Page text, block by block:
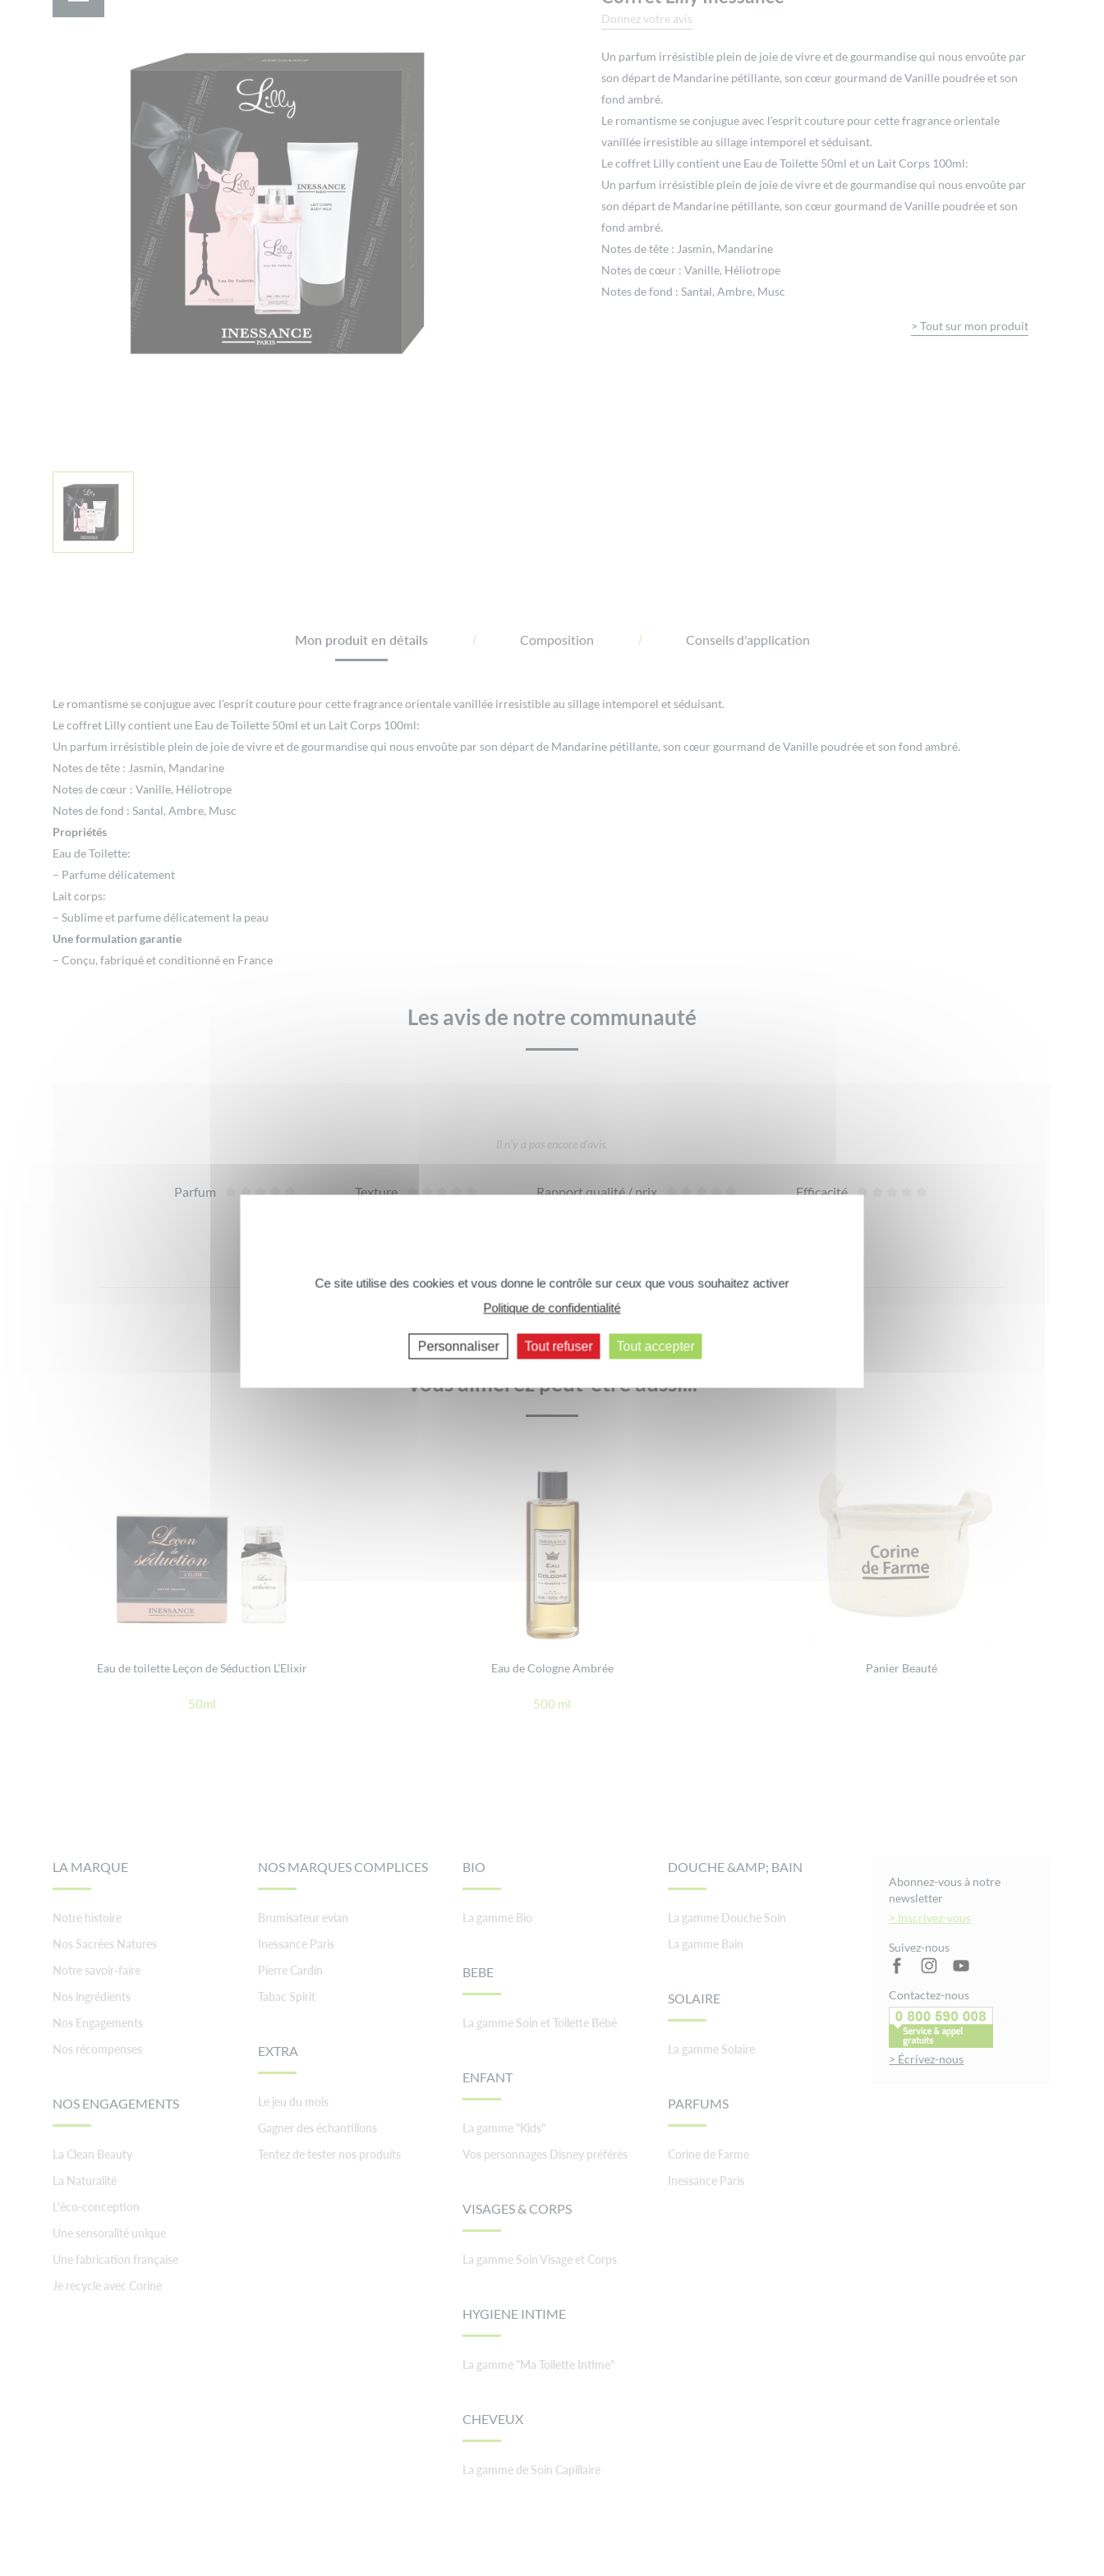
Donnez votre avis
Un parfum irrésistible plein de joie de vivre et de gourmandise qui nous envoûte par
son départ de Mandarine pétillante, son cœur gourmand de Vanille poudrée et son
fond ambré.
Le romantisme se conjugue avec l’esprit couture pour cette fragrance orientale
vanillée irresistible au sillage intemporel et séduisant.
Le coffret Lilly contient une Eau de Toilette 50ml et un Lait Corps 100ml:
Un parfum irrésistible plein de joie de vivre et de gourmandise qui nous envoûte par
son départ de Mandarine pétillante, son cœur gourmand de Vanille poudrée et son
fond ambré.
Notes de tête : Jasmin, Mandarine
Notes de cœur : Vanille, Héliotrope
Notes de fond : Santal, Ambre, Musc
> Tout sur mon produit
Mon produit en détails Composition Conseils d'application
Le romantisme se conjugue avec l’esprit couture pour cette fragrance orientale vanillée irresistible au sillage intemporel et séduisant.
Le coffret Lilly contient une Eau de Toilette 50ml et un Lait Corps 100ml:
Un parfum irrésistible plein de joie de vivre et de gourmandise qui nous envoûte par son départ de Mandarine pétillante, son cœur gourmand de Vanille poudrée et son fond ambré.
Notes de tête : Jasmin, Mandarine
Notes de cœur : Vanille, Héliotrope
Notes de fond : Santal, Ambre, Musc
Propriétés
Eau de Toilette:
– Parfume délicatement
Lait corps:
– Sublime et parfume délicatement la peau
Une formulation garantie
– Conçu, fabriqué et conditionné en France
Les avis de notre communauté
Il n’y a pas encore d’avis.
Parfum Texture Rapport qualité / prix Efficacité
Commentaires suivants >>
Vous aimerez peut-être aussi...
Eau de toilette Leçon de Séduction L’Elixir
50ml
Eau de Cologne Ambrée
500 ml
Panier Beauté
LA MARQUE
Notre histoire
Nos Sacrées Natures
Notre savoir-faire
Nos ingrédients
Nos Engagements
Nos récompenses
NOS ENGAGEMENTS
La Clean Beauty
La Naturalité
L'éco-conception
Une sensoralité unique
Une fabrication française
Je recycle avec Corine
NOS MARQUES COMPLICES
Brumisateur evian
Inessance Paris
Pierre Cardin
Tabac Spirit
EXTRA
Le jeu du mois
Gagner des échantillons
Tentez de tester nos produits
BIO
La gamme Bio
BEBE
La gamme Soin et Toilette Bébé
ENFANT
La gamme "Kids"
Vos personnages Disney préférés
VISAGES & CORPS
La gamme Soin Visage et Corps
HYGIENE INTIME
La gamme "Ma Toilette Intime"
CHEVEUX
La gamme de Soin Capillaire
DOUCHE &AMP; BAIN
La gamme Douche Soin
La gamme Bain
SOLAIRE
La gamme Solaire
PARFUMS
Corine de Farme
Inessance Paris
Abonnez-vous à notre
newsletter
> Inscrivez-vous
Suivez-nous
Contactez-nous
> Écrivez-nous
Ce site utilise des cookies et vous donne le contrôle sur ceux que vous souhaitez activer
Politique de confidentialité
Personnaliser Tout refuser Tout accepter